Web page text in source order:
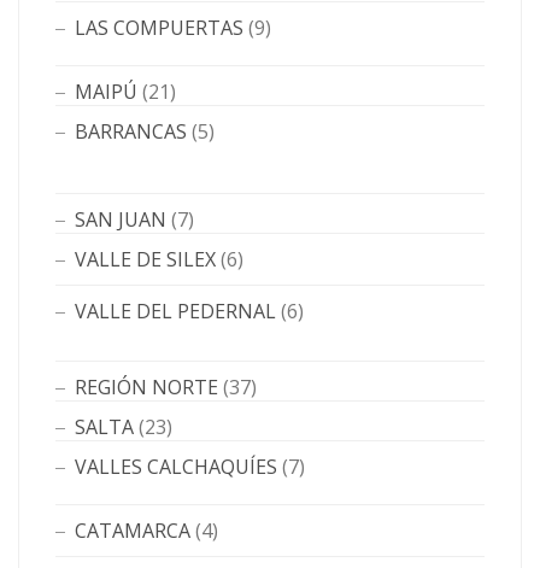
LAS COMPUERTAS (9)
MAIPÚ (21)
BARRANCAS (5)
SAN JUAN (7)
VALLE DE SILEX(6)
VALLE DEL PEDERNAL(6)
REGIÓN NORTE (37)
SALTA(23)
VALLES CALCHAQUÍES (7)
CATAMARCA(4)